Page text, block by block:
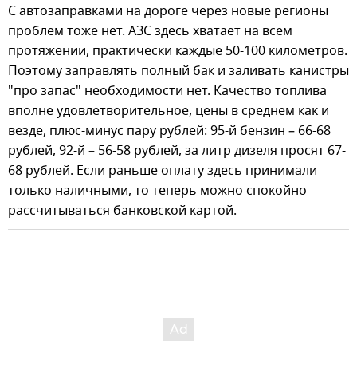
С автозаправками на дороге через новые регионы
проблем тоже нет. АЗС здесь хватает на всем
протяжении, практически каждые 50-100 километров.
Поэтому заправлять полный бак и заливать канистры
"про запас" необходимости нет. Качество топлива
вполне удовлетворительное, цены в среднем как и
везде, плюс-минус пару рублей: 95-й бензин – 66-68
рублей, 92-й – 56-58 рублей, за литр дизеля просят 67-
68 рублей. Если раньше оплату здесь принимали
только наличными, то теперь можно спокойно
рассчитываться банковской картой.